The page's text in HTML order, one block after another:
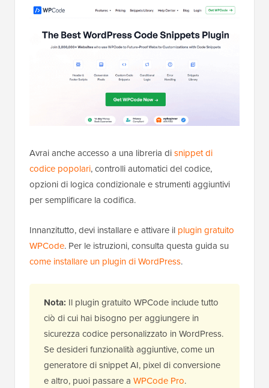
Avrai anche accesso a una libreria disnippet di
codice popolari, controlli automatici del codice,
opzioni di logica condizionale e strumenti aggiuntivi
per semplificare la codifica.
Innanzitutto, devi installare e attivare il plugin gratuito
WPCode. Per le istruzioni, consulta questa guida su
come installare un plugin di WordPress.
Nota: Il plugin gratuito WPCode include tutto
ciò di cui hai bisogno per aggiungere in
sicurezza codice personalizzato in WordPress.
Se desideri funzionalità aggiuntive, come un
generatore di snippet AI, pixel di conversione
e altro, puoi passare a WPCode Pro.